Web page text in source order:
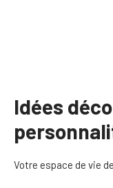
Idées
Votre espace de vie